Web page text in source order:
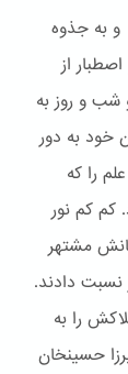
به جذوه
از
شب و روز به
خود به دور
را که
کم کم نور
مشتهر
دادند.
را به
حسینخان